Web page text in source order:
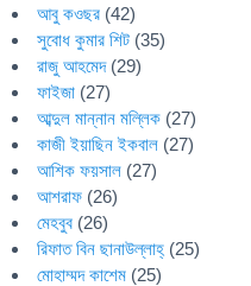
আবু কওছর (42)
সুবোধ কুমার শিট (35)
রাজু আহমেদ(29)
ফাইজা (27)
আব্দুল মান্নান মল্লিক (27)
কাজী ইয়াছিন ইকবাল (27)
আশিক ফয়সাল (27)
আশরাফ (26)
মেহবুব (26)
রিফাত বিন ছানাউল্লাহ্ (25)
মোহাম্মদ কাশেম (25)